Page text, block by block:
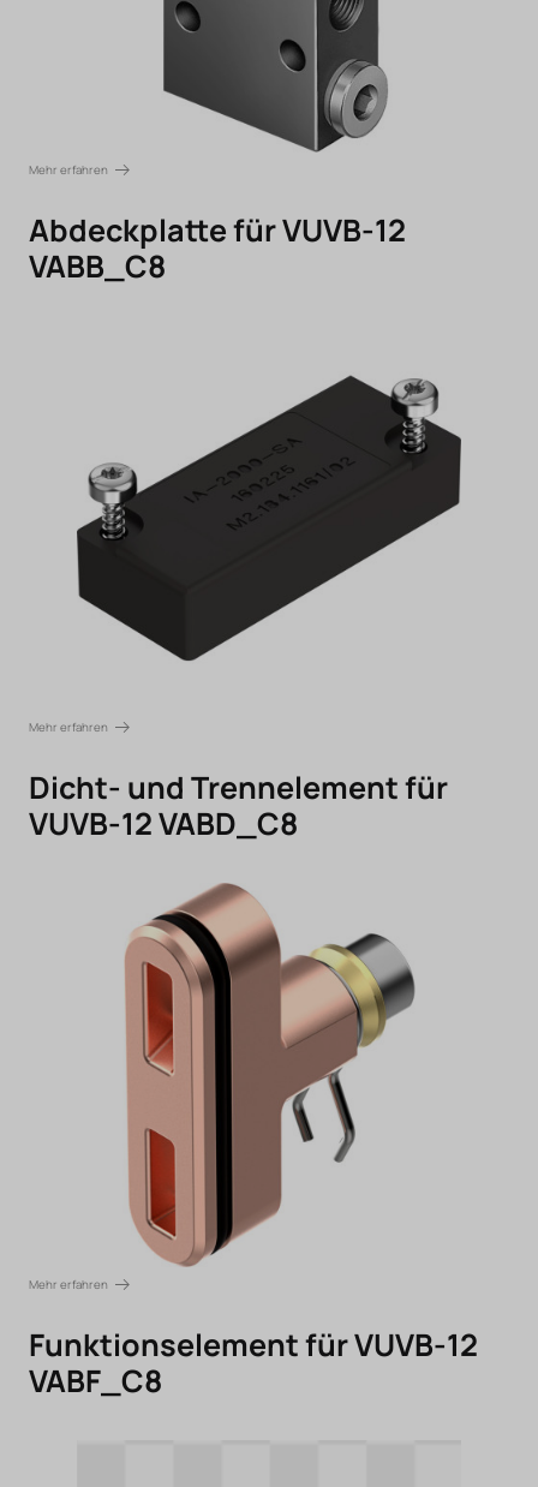
Mehr erfahren
Abdeckplatte für VUVB-12
VABB_C8
Mehr erfahren
Dicht- und Trennelement für
VUVB-12 VABD_C8
Mehr erfahren
Funktionselement für VUVB-12
VABF_C8